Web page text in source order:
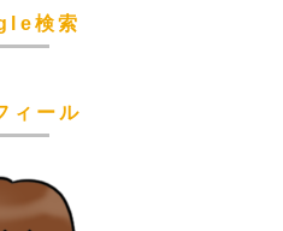
検索
ィール